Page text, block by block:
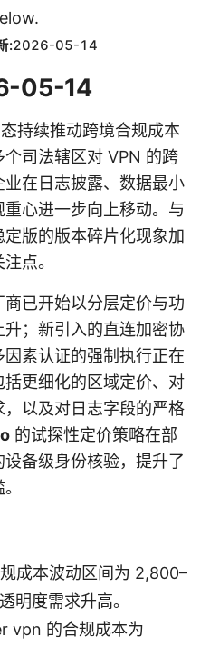
:2026-05-14
05-14
持续推动跨境合规成本
司法辖区对 VPN 的跨
在日志披露、数据最小
心进一步向上移动。与
版的版本碎片化现象加
点。
已开始以分层定价与功
；新引入的直连加密协
素认证的强制执行正在
更细化的区域定价、对
以及对日志字段的严格
的试探性定价策略在部
备级身份核验，提升了
成本波动区间为 2,800–
明度需求升高。
vpn 的合规成本为